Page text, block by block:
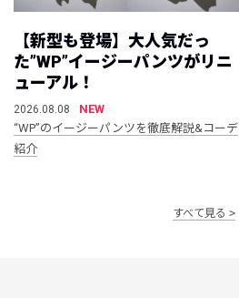
【新型も登場】大人気だっ
た”WP”イージーパンツがリニ
ューアル！
2026.08.08
NEW
“WP”のイージーパンツを徹底解説&コーデ
紹介
すべて見る